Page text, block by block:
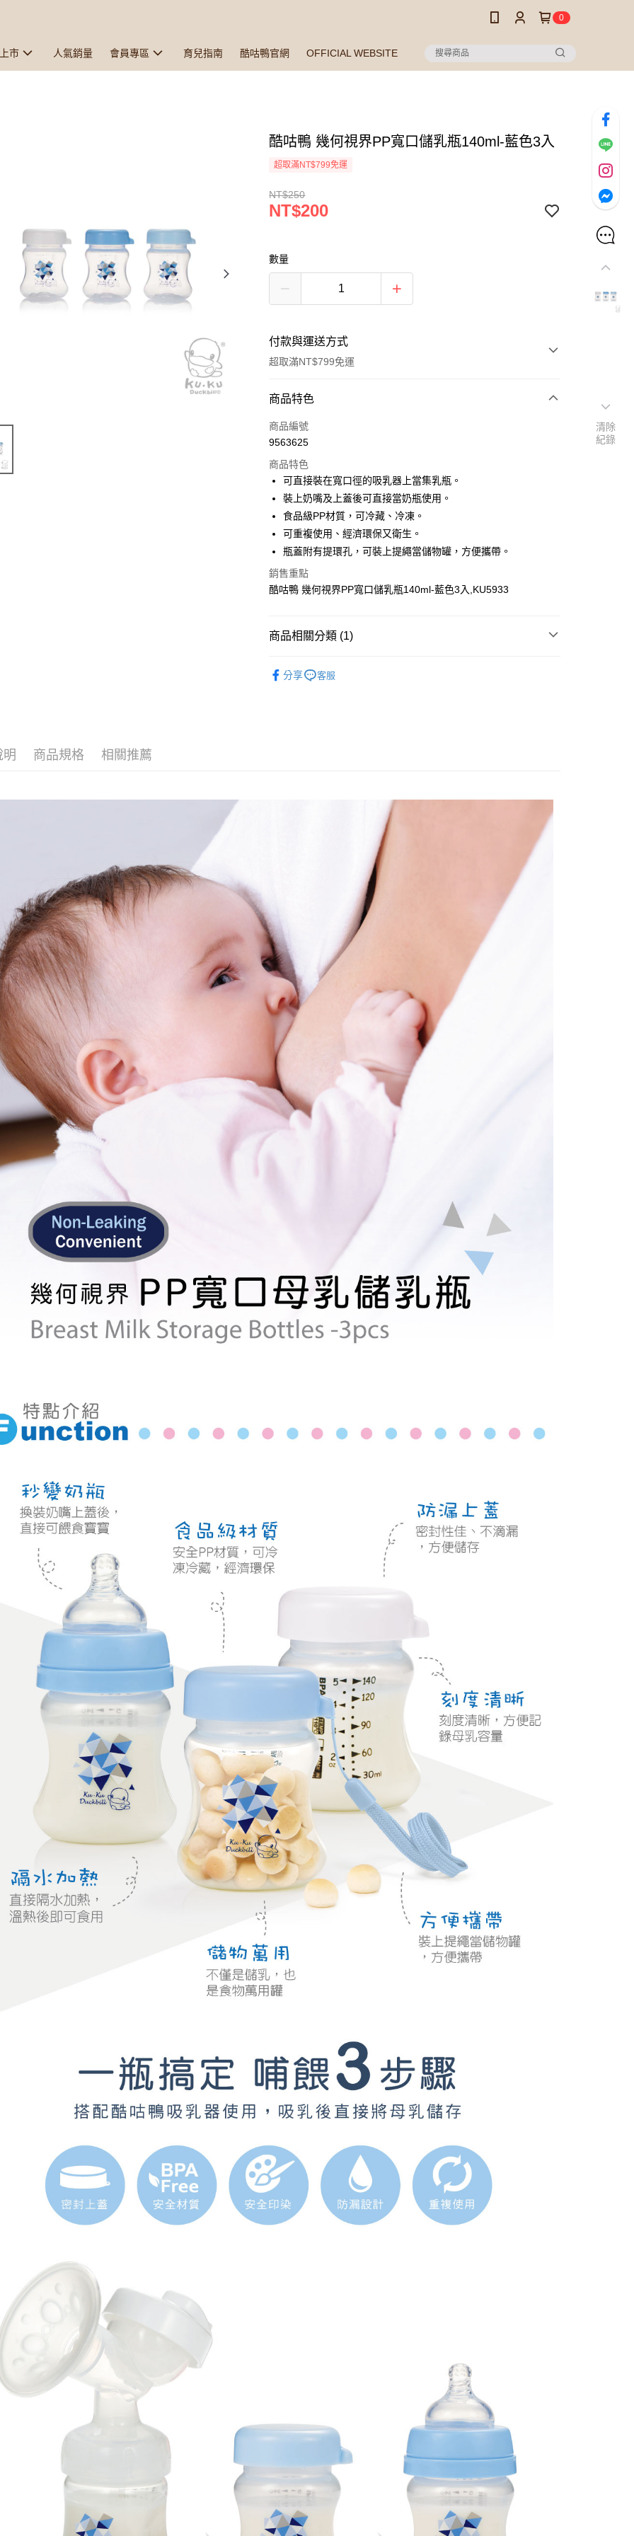
0
市 人氣銷量 會員專區 育兒指南 酷咕鴨官網 OFFICIAL WEBSITE
酷咕鴨 幾何視界PP寬口儲乳瓶140ml-藍色3入
超取滿NT$799免運
NT$250
NT$200
數量
付款與運送方式
超取滿NT$799免運
付款方式
信用卡一次付款
3 期 0 利率 每期NT$66
合作金庫商業銀行
第一商業銀行
華南商業銀行
國泰世華商業銀行
臺灣中小企業銀行
台中商業銀行
匯豐（台灣）商業銀行
聯邦商業銀行
遠東國際商業銀行
台新國際商業銀行
台灣樂天信用卡公司
超商取貨付款
Apple Pay
街口支付
Google Pay
AFTEE先享後付
【「AFTEE先享後付」結帳流程】
１．於結帳方式選擇「AFTEE先享後付」後，將跳轉至「AFTEE先享後
付」結帳頁面，進行簡訊認證並確認金額後，即可完成結帳。
２．訂單成立數日內，您將收到繳費通知簡訊。
３．收到繳費通知簡訊後14天內，點擊此簡訊中的連結，可透過四大超商
／ATM／網路銀行／等多元方式進行付款，方視為交易完成。
※ 請注意：結帳手續完成當下不需立刻繳費，但若您需要取消訂單，請聯
絡購買商品的店家。未經商家同意取消之訂單仍視為有效，需透過AFTEE
先享後付繳納相關費用。
※ 交易是否成功請以「AFTEE先享後付 」之結帳頁面顯示為準，若有關於
是否繳費成功／繳費後需取消欲退款等相關疑問，請聯繫「AFTEE先享後
付客戶支援中心」https://netprotections.freshdesk.com/support/home
【注意事項】
１．透過由恩沛科技股份有限公司提供之「AFTEE先享後付」服務完成之
交易，需依本服務之必要範圍內提供個人資料，並將交易相關給付款項請
求債權轉讓予恩沛科技股份有限公司。
２．關於個人資料處理事宜，請瀏覽以下網址：
https://aftee.tw/terms/#terms3
３．未成年的使用者請事先徵得法定代理人或監護人之同意方可使用
「AFTEE先享後付」，若未經同意申辦者引起之損失，本公司不負相關責
任。
４．使用「AFTEE先享後付」時，將依據個別帳號之用戶狀況，依本公司
即時審查核予不同之上限額度；若仍有額度不足之情形，本公司將視審查
結果請求用戶進行身份認證。
５．嚴禁一人註冊多個帳號或使用他人資訊註冊。若發現惡意使用之情
形，恩沛科技股份有限公司將有權停止該用戶之使用額度並採取法律行
每筆NT$150，滿NT$799(含以上)免運費
每筆NT$150，滿NT$799(含以上)免運費
每筆NT$150，滿NT$1,299(含以上)免運費
商品特色
商品編號
9563625
商品特色
可直接裝在寬口徑的吸乳器上當集乳瓶。
裝上奶嘴及上蓋後可直接當奶瓶使用。
食品級PP材質，可冷藏、冷凍。
可重複使用、經濟環保又衛生。
瓶蓋附有提環孔，可裝上提繩當儲物罐，方便攜帶。
銷售重點
酷咕鴨 幾何視界PP寬口儲乳瓶140ml-藍色3入,KU5933
商品相關分類 (1)
分享
客服
明 商品規格 相關推薦
清除
紀錄